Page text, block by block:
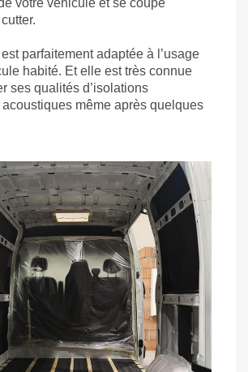
votre véhicule et se coupe
parfaitement adaptée à l’usage
habité. Et elle est très connue
ses qualités d’isolations
même après quelques